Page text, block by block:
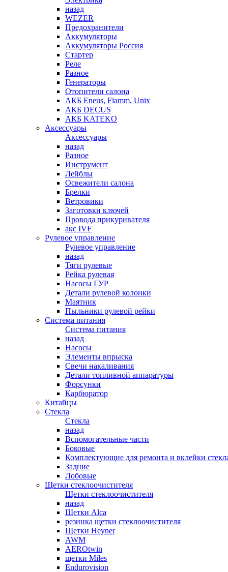
назад
WEZER
Предохранители
Аккумуляторы
Аккумуляторы Россия
Стартер
Реле
Разное
Генераторы
Отопители салона
АКБ Eneus, Fiamm, Unix
АКБ DECUS
АКБ KATEKO
Аксессуары
Аксессуары
назад
Разное
Инструмент
Лейблы
Освежители салона
Брелки
Ветровики
Заготовки ключей
Провода прикуривателя
акс IVF
Рулевое управление
Рулевое управление
назад
Тяги рулевые
Рейка рулевая
Насосы ГУР
Детали рулевой колонки
Маятник
Пыльники рулевой рейки
Система питания
Система питания
назад
Насосы
Элементы впрыска
Свечи накаливания
Детали топливной аппаратуры
Форсунки
Карбюратор
Китайцы
Стекла
Стекла
назад
Вспомогательные части
Боковые
Комплектующие для ремонта и вклейки
Задние
Лобовые
Щетки стеклоочистителя
Щетки стеклоочистителя
назад
Щетки Alca
резинка щетки стеклоочистителя
Щетки Heyner
AWM
AEROtwin
щетки Miles
Endurovision